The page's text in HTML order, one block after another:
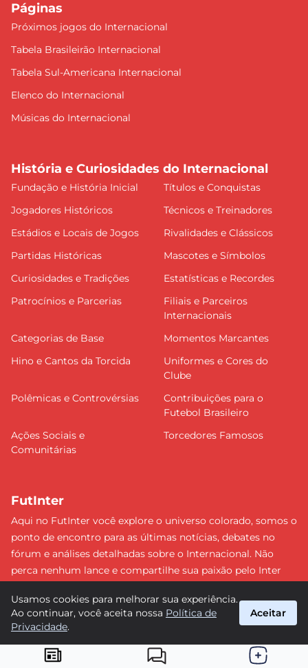
Páginas
Próximos jogos do Internacional
Tabela Brasileirão Internacional
Tabela Sul-Americana Internacional
Elenco do Internacional
Músicas do Internacional
História e Curiosidades do Internacional
Fundação e História Inicial
Títulos e Conquistas
Jogadores Históricos
Técnicos e Treinadores
Estádios e Locais de Jogos
Rivalidades e Clássicos
Partidas Históricas
Mascotes e Símbolos
Curiosidades e Tradições
Estatísticas e Recordes
Patrocínios e Parcerias
Filiais e Parceiros
Internacionais
Categorias de Base
Momentos Marcantes
Hino e Cantos da Torcida
Uniformes e Cores do
Clube
Polêmicas e Controvérsias
Contribuições para o
Futebol Brasileiro
Ações Sociais e
Comunitárias
Torcedores Famosos
FutInter
Aqui no FutInter você explore o universo colorado, somos o
ponto de encontro para as últimas notícias, debates no
fórum e análises detalhadas sobre o Internacional. Não
perca nenhum lance e compartilhe sua paixão pelo Inter
parte dessa jornada emocionante rumo às vitórias!
#Internacional #FutInter
Usamos cookies para melhorar sua experiência.
Ao continuar, você aceita nossa Política de
Privacidade.
Aceitar